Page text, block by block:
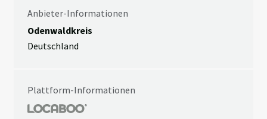
Anbieter-Informationen
Odenwaldkreis
Deutschland
Plattform-Informationen